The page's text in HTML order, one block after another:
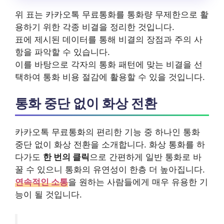
위 표는 카카오톡 무료통화를 통화량 무제한으로 활
용하기 위한 각종 비결을 정리한 것입니다.
표에 제시된 데이터를 통해 비결의 장점과 주의 사
항을 파악할 수 있습니다.
이를 바탕으로 각자의 통화 패턴에 맞는 비결을 선
택하여 통화 비용 절감에 활용할 수 있을 것입니다.
통화 중단 없이 화상 전환
카카오톡 무료통화의 편리한 기능 중 하나인 통화
중단 없이 화상 전환을 소개합니다. 화상 통화를 하
다가도 한 번의 클릭으로 간편하게 일반 통화로 바
꿀 수 있으니 통화의 유연성이 한층 더 높아집니다.
연속적인 소통을 원하는 사람들에게 매우 유용한 기
능이 될 것입니다.